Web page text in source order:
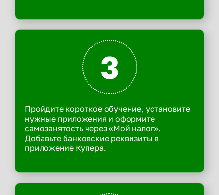
3
Пройдите короткое обучение, установите
нужные приложения и оформите
самозанятость через «Мой налог».
Добавьте банковские реквизиты в
приложение Купера.